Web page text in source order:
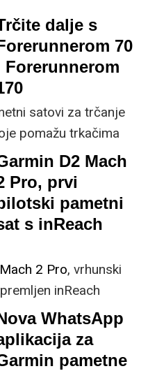
dalje s
70
Forerunnerom
satovi za trčanje
pomažu trkačima
svoje ciljeve.D2 Mach
Pro, prvi
pametni
s inReach
2 Pro, vrhunski
inReach
satelitsku i
letova što
tekstualnim
WhatsApp
za
pametne